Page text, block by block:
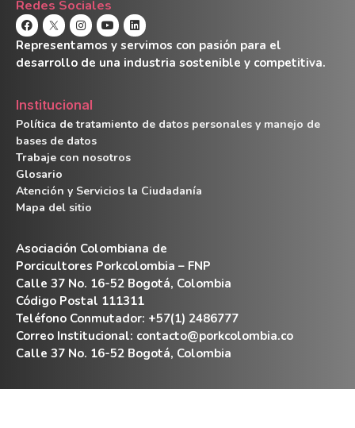
Redes Sociales
Representamos y servimos con pasión para el
desarrollo de una industria sostenible y competitiva.
Institucional
Política de tratamiento de datos personales y manejo de
bases de datos
Trabaje con nosotros
Glosario
Atención y Servicios la Ciudadanía
Mapa del sitio
Asociación Colombiana de
Porcicultores Porkcolombia – FNP
Calle 37 No. 16-52 Bogotá, Colombia
Código Postal 111311
Teléfono Conmutador: +57(1) 2486777
Correo Institucional: contacto@porkcolombia.co
Calle 37 No. 16-52 Bogotá, Colombia